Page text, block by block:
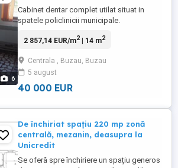
6
Cabinet dentar complet utilat situat in
spatele policlinicii municipale.
2 857,14 EUR/m2| 14 m2
Centrala , Buzau, Buzau
5 august
40 000 EUR
De închiriat spațiu 220 mp zonă
centrală, mezanin, deasupra la
Unicredit
Se oferă spre închiriere un spațiu generos